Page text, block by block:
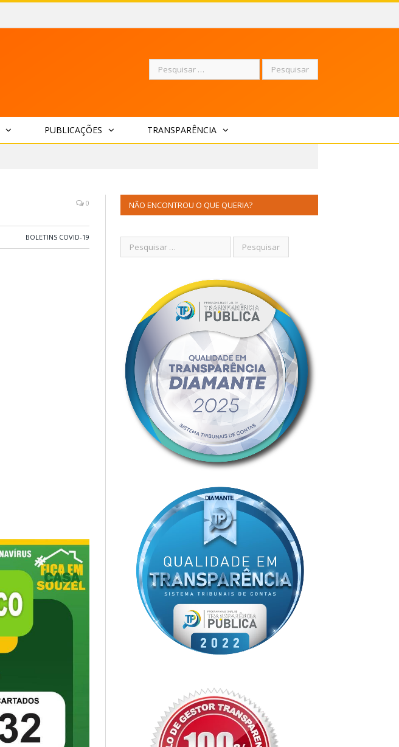
Pesquisar
PUBLICAÇÕES TRANSPARÊNCIA
0
BOLETINS COVID-19
NÃO ENCONTROU O QUE QUERIA?